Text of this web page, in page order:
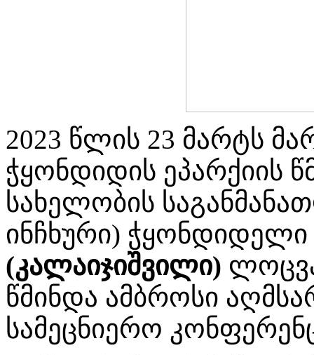
2023 წლის 23 მარტს
ჭყონდიდის ეპარქიის
სახელობის
ინჩხური) ჭყონდიდელი
(კალაიჯიშვილი)
წმინდა ამბროსი
სამეცნიერო